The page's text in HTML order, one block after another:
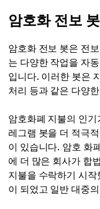
암호화 전보
암호화 전보 봇은 전
는 다양한 작업을 자
입니다. 이러한 봇은
처리 등과 같은 다양
암호화폐 지불의 인
레그램 봇을 더 적극
이 있습니다. 암호 화
에 더 많은 회사가 합
지불을 수락하기 시
이 되었고 일반 대중